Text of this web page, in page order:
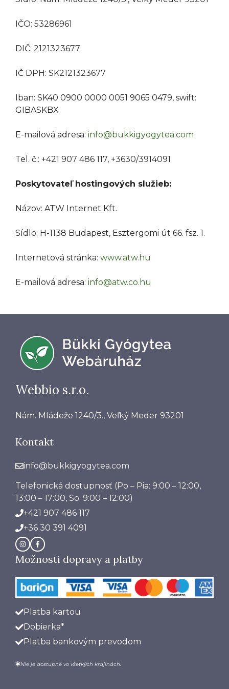
​IČO: 53286961
DIČ: 2121323677
IČ DPH: SK2121323677
​Iban: ​​SK40 0900 0000 0051 9065 0479​​, swift:
GIBASKBX
E-mailová adresa: info@bukkigyogytea.com
Tel. č.: ​+421 907 486 117, +3630/3914091
Poskytovateľ hostingových služieb:
Názov: ATW Internet Kft.
Sídlo: H-1138 Budapest, Esztergomi út 66. fsz. 1.
Internetová stránka: www.atw.hu
E-mailová adresa: info@atw.co.hu
Webbio s.r.o.
Nám. Mládeže 1240/3., Veľký Meder 93201
Kontakt
info@bukkigyogytea.com
Telefonická dostupnosť (Po – Pia: 9:00 – 12:00,
13:00 – 17:00, So: 9:00 – 12:00)
+421 907 486 117
+36 30 391 4091
Možnosti dopravy a platby
Platba kartou
Dobierka*
Platba bankovým prevodom
Nie je dostupné vo všetkých krajinách.